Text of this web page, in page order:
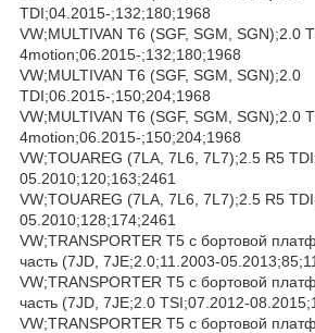
TDI;04.2015-;132;180;1968
VW;MULTIVAN T6 (SGF, SGM, SGN);2.0
4motion;06.2015-;132;180;1968
VW;MULTIVAN T6 (SGF, SGM, SGN);2.0
TDI;06.2015-;150;204;1968
VW;MULTIVAN T6 (SGF, SGM, SGN);2.0
4motion;06.2015-;150;204;1968
VW;TOUAREG (7LA, 7L6, 7L7);2.5 R5
05.2010;120;163;2461
VW;TOUAREG (7LA, 7L6, 7L7);2.5 R5
05.2010;128;174;2461
VW;TRANSPORTER T5 c бортовой
часть (7JD, 7JE;2.0;11.2003-
VW;TRANSPORTER T5 c бортовой
часть (7JD, 7JE;2.0 TSI;07.2012-
VW;TRANSPORTER T5 c бортовой